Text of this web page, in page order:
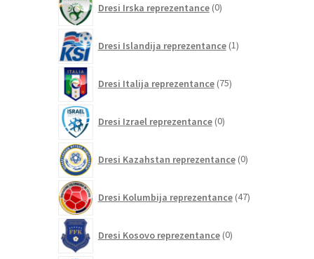
Dresi Irska reprezentance 0izdelkov
Dresi Islandija reprezentance 1izdelek
Dresi Italija reprezentance 75izdelkov
Dresi Izrael reprezentance 0izdelkov
Dresi Kazahstan reprezentance 0izdelkov
Dresi Kolumbija reprezentance 47izdelkov
Dresi Kosovo reprezentance 0izdelkov